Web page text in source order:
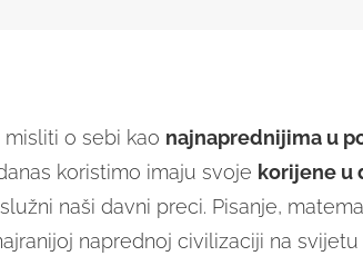
misliti o sebi kao najnaprednijima u
koristimo imaju svoje korijene u
naši davni preci. Pisanje,
naprednoj civilizaciji na svijetu